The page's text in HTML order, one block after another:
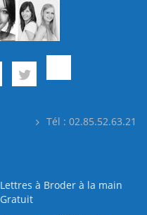
Tél : 02.85.52.63.21
Lettres à Broder à la main
Gratuit